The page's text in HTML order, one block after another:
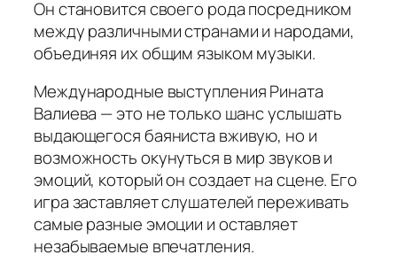
Он становится своего рода посредником
между различными странами и народами,
объединяя их общим языком музыки.
Международные выступления Рината
Валиева — это не только шанс услышать
выдающегося баяниста вживую, но и
возможность окунуться в мир звуков и
эмоций, который он создает на сцене. Его
игра заставляет слушателей переживать
самые разные эмоции и оставляет
незабываемые впечатления.